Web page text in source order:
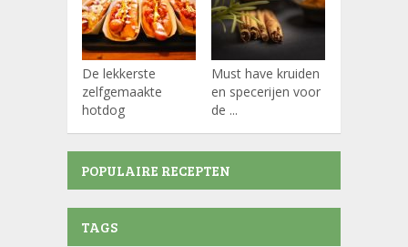
De lekkerste
zelfgemaakte
hotdog
Must have kruiden
en specerijen voor
de ...
POPULAIRE RECEPTEN
TAGS